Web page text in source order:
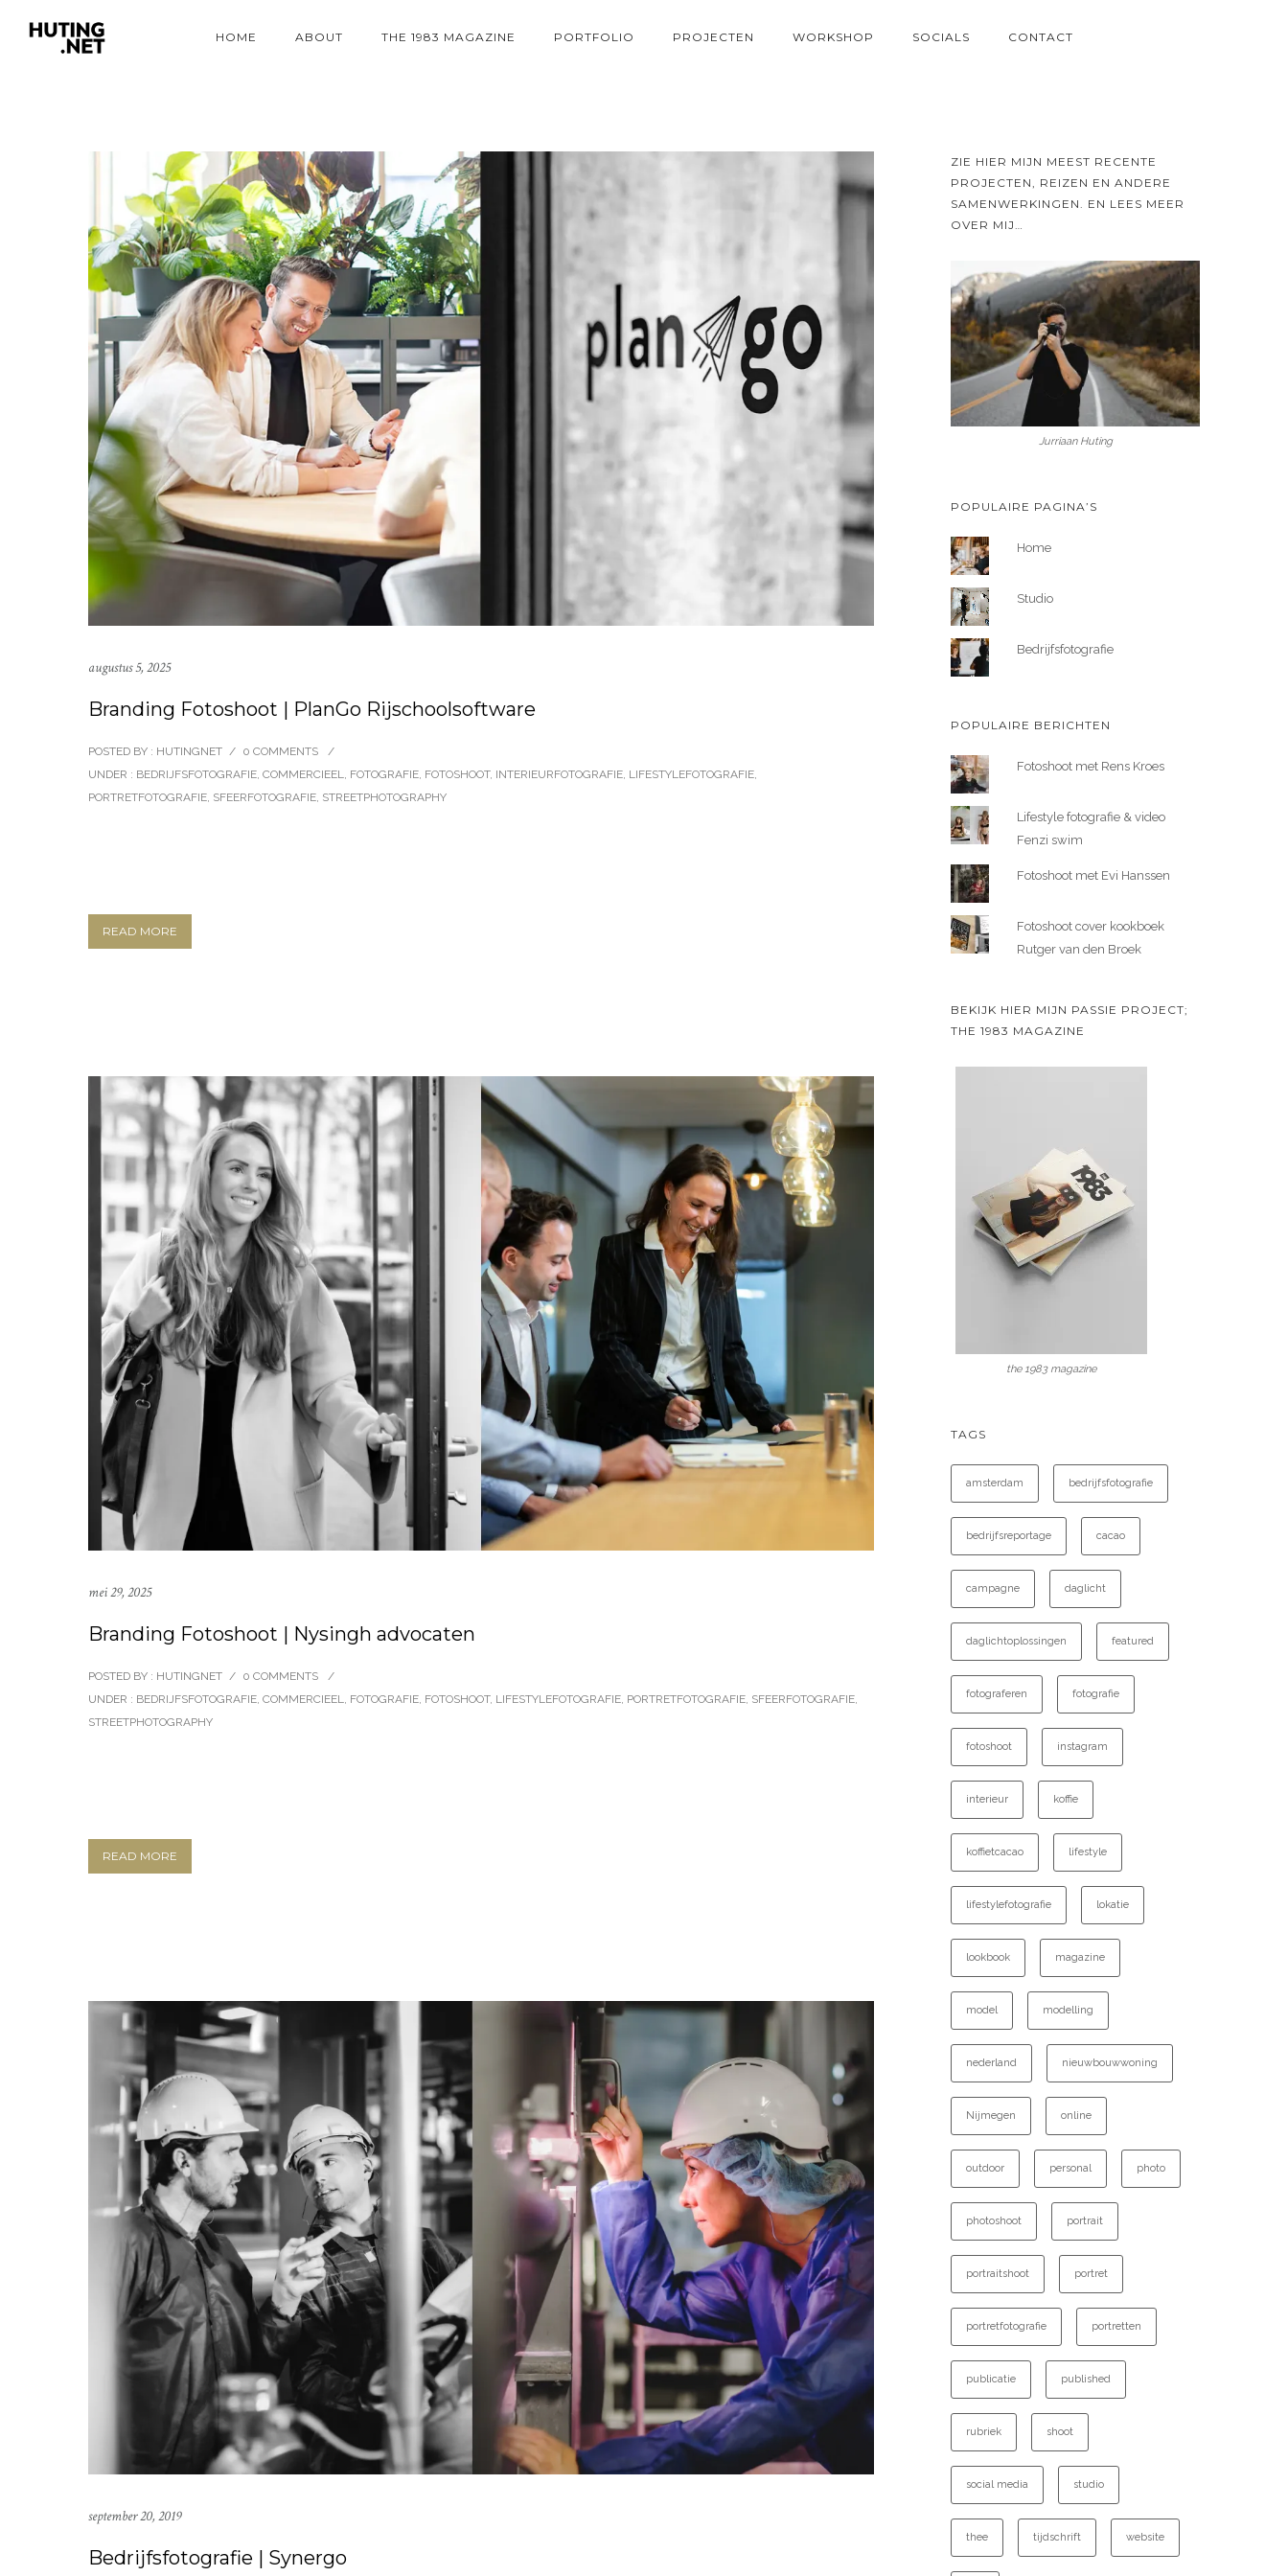
HOME ABOUT THE 1983 MAGAZINE PORTFOLIO PROJECTEN WORKSHOP SOCIALS CONTACT
augustus 5, 2025
Branding Fotoshoot | PlanGo Rijschoolsoftware
POSTED BY : HUTINGNET / 0 COMMENTS
/
UNDER : BEDRIJFSFOTOGRAFIE, COMMERCIEEL, FOTOGRAFIE, FOTOSHOOT, INTERIEURFOTOGRAFIE, LIFESTYLEFOTOGRAFIE,
PORTRETFOTOGRAFIE, SFEERFOTOGRAFIE, STREETPHOTOGRAPHY
READ MORE
mei 29, 2025
Branding Fotoshoot | Nysingh advocaten
POSTED BY : HUTINGNET / 0 COMMENTS
/
UNDER : BEDRIJFSFOTOGRAFIE COMMERCIEEL FOTOGRAFIE FOTOSHOOT, LIFESTYLEFOTOGRAFIE PORTRETFOTOGRAFIE SFEERFOTOGRAFIE
STREETPHOTOGRAPHY
READ MORE
september 20, 2019
Bedrijfsfotografie | Synergo
ZIE HIER MIJN MEEST RECENTE
PROJECTEN, REIZEN EN ANDERE
SAMENWERKINGEN. EN LEES MEER
OVER MIJ…
Jurriaan Huting
POPULAIRE PAGINA’S
Home
Studio
Bedrijfsfotografie
POPULAIRE BERICHTEN
Fotoshoot met Rens Kroes
Lifestyle fotografie & video
Fenzi swim
Fotoshoot met Evi Hanssen
Fotoshoot cover kookboek
Rutger van den Broek
BEKIJK HIER MIJN PASSIE PROJECT;
THE 1983 MAGAZINE
the 1983 magazine
TAGS
amsterdam bedrijfsfotografie
bedrijfsreportage cacao
campagne daglicht
daglichtoplossingen featured
fotograferen fotografie
fotoshoot instagram
interieur koffie
koffietcacao lifestyle
lifestylefotografie lokatie
lookbook magazine
model modelling
nederland nieuwbouwwoning
Nijmegen online
outdoor personal photo
photoshoot portrait
portraitshoot portret
portretfotografie portretten
publicatie published
rubriek shoot
social media studio
thee tijdschrift website